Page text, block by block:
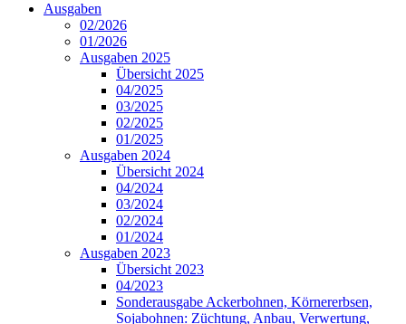
Ausgaben
02/2026
01/2026
Ausgaben 2025
Übersicht 2025
04/2025
03/2025
02/2025
01/2025
Ausgaben 2024
Übersicht 2024
04/2024
03/2024
02/2024
01/2024
Ausgaben 2023
Übersicht 2023
04/2023
Sonderausgabe Ackerbohnen, Körnererbsen,
Sojabohnen: Züchtung, Anbau, Verwertung,